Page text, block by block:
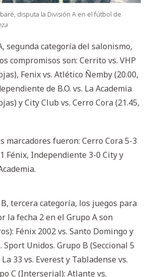
disputa la División A en el fútbol de
segunda categoría del salonismo,
compromisos son: Cerrito vs. VHP
Fenix vs. Atlético Ñemby (20.00,
de B.O. vs. La Academia
y City Club vs. Cerro Cora (21.45,
marcadores fueron: Cerro Cora 5-3
Fénix, Independiente 3-0 City y
tercera categoría, los juegos para
la fecha 2 en el Grupo A son
Fénix 2002 vs. Santo Domingo y
Sport Unidos. Grupo B (Seccional 5
33 vs. Everest y Tabladense vs.
C (Interserial): Atlante vs.